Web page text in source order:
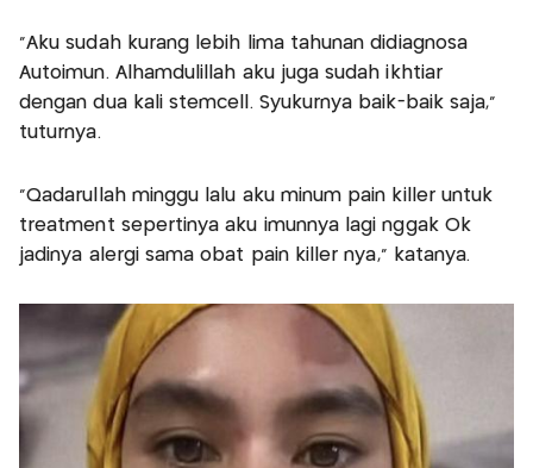
“Aku sudah kurang lebih lima tahunan didiagnosa
Autoimun. Alhamdulillah aku juga sudah ikhtiar
dengan dua kali stemcell. Syukurnya baik-baik saja,”
tuturnya.
“Qadarullah minggu lalu aku minum pain killer untuk
treatment sepertinya aku imunnya lagi nggak Ok
jadinya alergi sama obat pain killer nya,” katanya.